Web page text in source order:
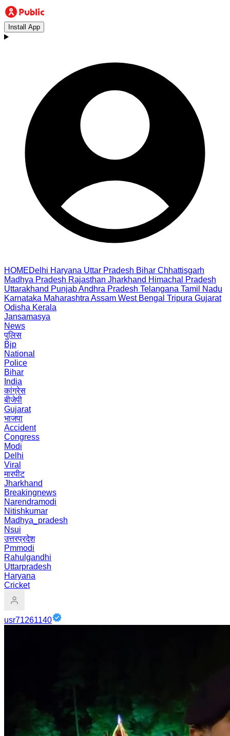
Install App
HOMEDelhi Haryana Uttar Pradesh Bihar Chhattisgarh
Madhya Pradesh Rajasthan Jharkhand Himachal Pradesh
Uttarakhand PunjabAndhra Pradesh Telangana Tamil Nadu
Karnataka Maharashtra Assam West Bengal Tripura Gujarat
Odisha Kerala
Jansamasya
News
पुलिस
Bjp
National
Police
Bihar
India
कांग्रेस
बीजेपी
Gujarat
भाजपा
Accident
Congress
Modi
Delhi
Viral
मारपीट
Jharkhand
Breakingnews
Narendramodi
Nitishkumar
Madhya_pradesh
Nsui
उत्तरप्रदेश
Pmmodi
Rahulgandhi
Uttarpradesh
Haryana
Cricket
usr71261140